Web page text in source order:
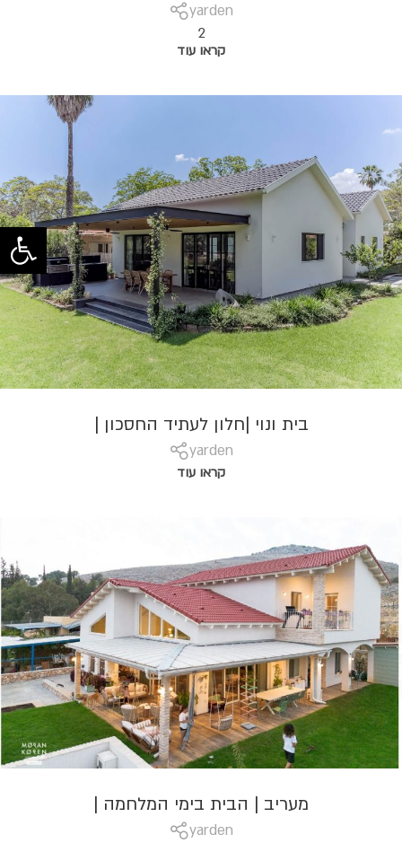
פתח
yarden
2
קראו עוד
בית ונוי |חלון לעתיד החסכון |
yarden
קראו עוד
מעריב | הבית בימי המלחמה |
yarden